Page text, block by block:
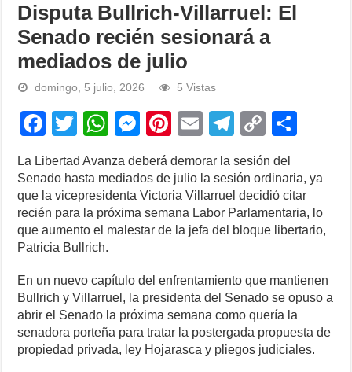
Disputa Bullrich-Villarruel: El
Senado recién sesionará a
mediados de julio
domingo, 5 julio, 2026 5 Vistas
F
a
c
e
b
o
o
k
T
wi
tt
er
W
at
s
A
p
M
e
ss
e
n
er
Pi
nt
er
e
st
E
m
ail
T
el
e
gr
a
C
o
p
y
Li
k
ar
e
La Libertad Avanza deberá demorar la sesión del
Senado hasta mediados de julio la sesión ordinaria, ya
que la vicepresidenta Victoria Villarruel decidió citar
recién para la próxima semana Labor Parlamentaria, lo
que aumento el malestar de la jefa del bloque libertario,
Patricia Bullrich.
En un nuevo capítulo del enfrentamiento que mantienen
Bullrich y Villarruel, la presidenta del Senado se opuso a
abrir el Senado la próxima semana como quería la
senadora porteña para tratar la postergada propuesta de
propiedad privada, ley Hojarasca y pliegos judiciales.